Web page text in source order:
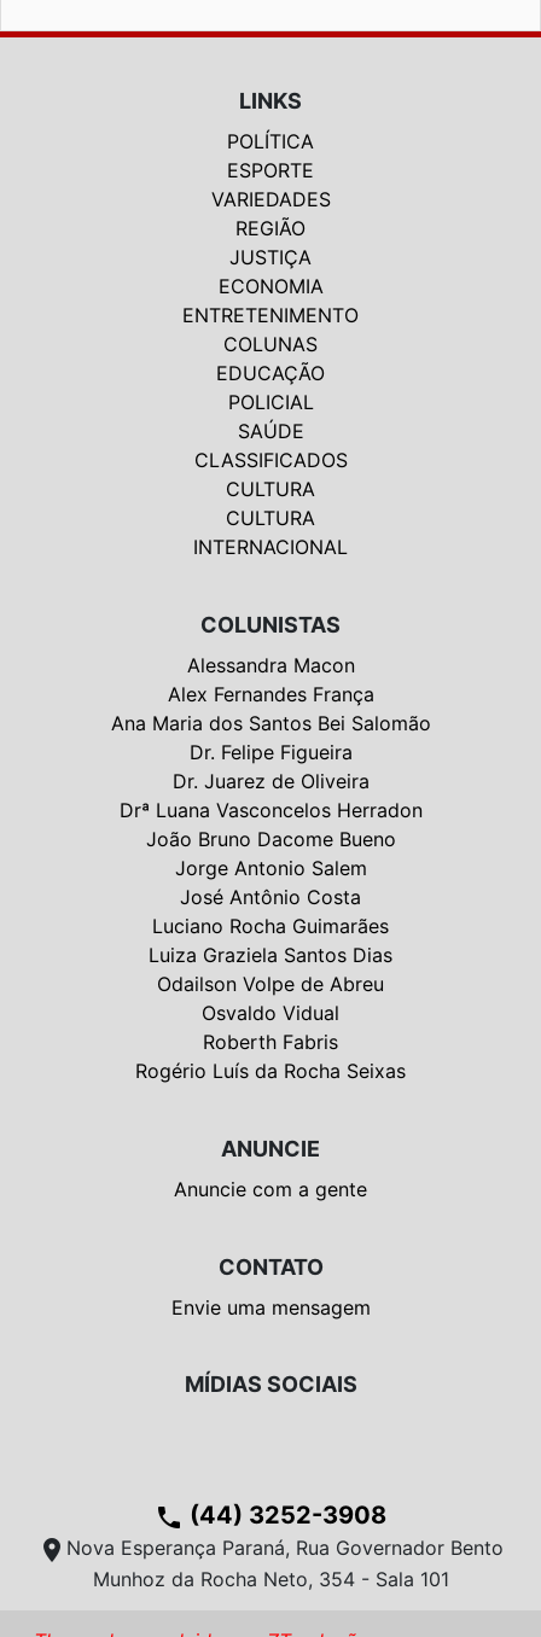
LINKS
POLÍTICA
ESPORTE
VARIEDADES
REGIÃO
JUSTIÇA
ECONOMIA
ENTRETENIMENTO
COLUNAS
EDUCAÇÃO
POLICIAL
SAÚDE
CLASSIFICADOS
CULTURA
CULTURA
INTERNACIONAL
COLUNISTAS
Alessandra Macon
Alex Fernandes França
Ana Maria dos Santos Bei Salomão
Dr. Felipe Figueira
Dr. Juarez de Oliveira
Drª Luana Vasconcelos Herradon
João Bruno Dacome Bueno
Jorge Antonio Salem
José Antônio Costa
Luciano Rocha Guimarães
Luiza Graziela Santos Dias
Odailson Volpe de Abreu
Osvaldo Vidual
Roberth Fabris
Rogério Luís da Rocha Seixas
ANUNCIE
Anuncie com a gente
CONTATO
Envie uma mensagem
MÍDIAS SOCIAIS
phone (44) 3252-3908
location_on Nova Esperança Paraná, Rua Governador Bento
Munhoz da Rocha Neto, 354 - Sala 101